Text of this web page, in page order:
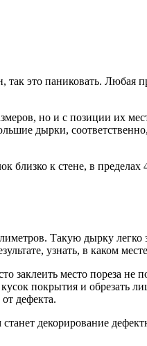
это паниковать.
но и с позиции их
дырки,
близко к стене, в
Такую дырку легко
узнать, в каком
заклеить место пореза
покрытия и
дефекта.
декорирование